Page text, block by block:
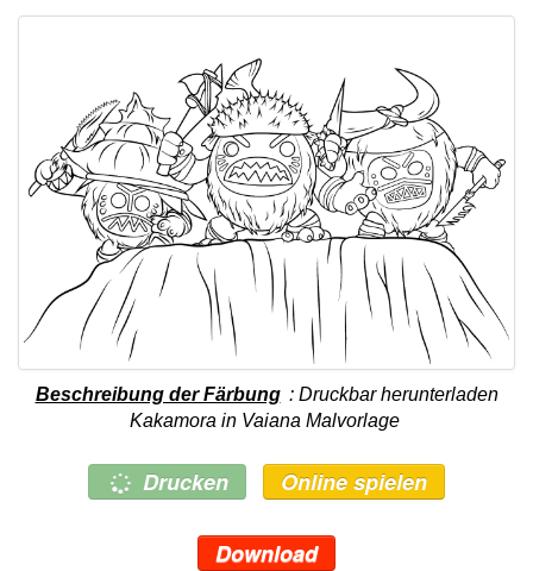
Beschreibung der Färbung : Druckbar herunterladen
Kakamora in Vaiana Malvorlage
Drucken Online spielen
Download